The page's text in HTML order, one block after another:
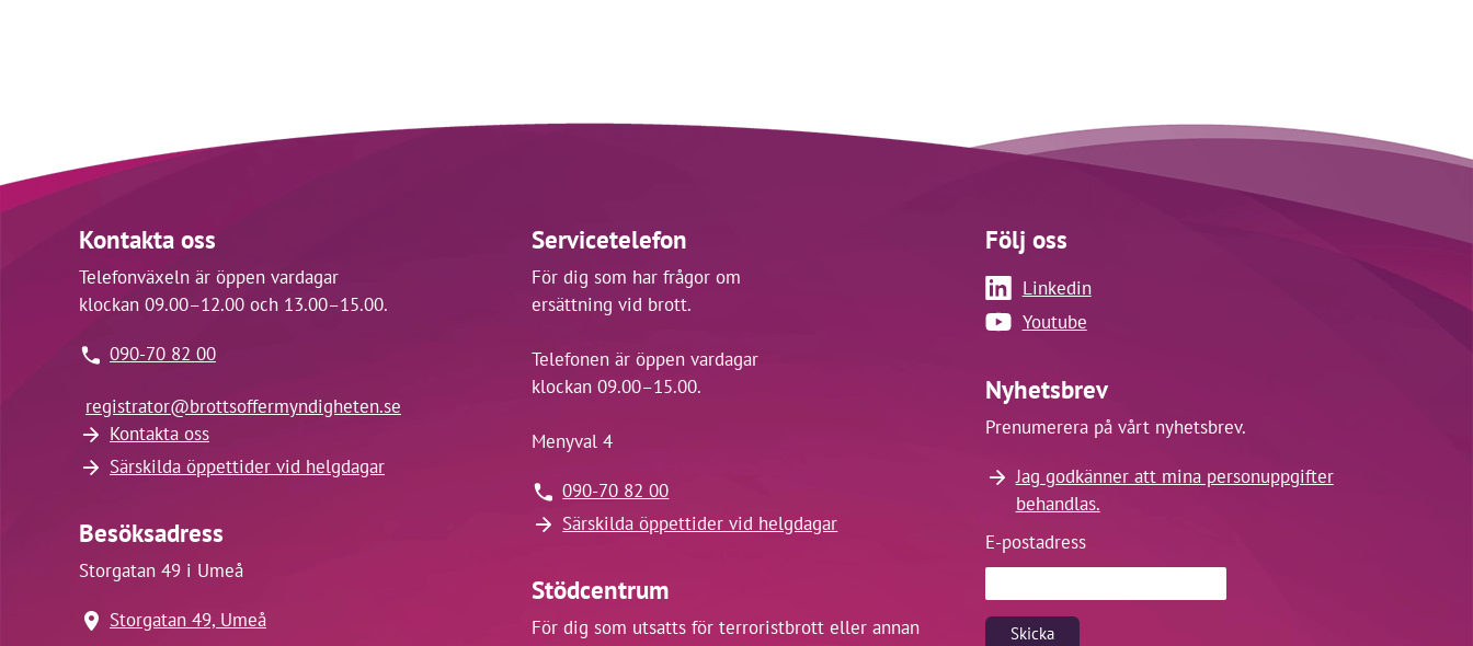
Kontakta oss
Telefonväxeln är öppen vardagar
klockan 09.00–12.00 och 13.00–15.00.
090-70 82 00
registrator@brottsoffermyndigheten.se
Kontakta oss
Särskilda öppettider vid helgdagar
Besöksadress
Storgatan 49 i Umeå
Storgatan 49, Umeå
Servicetelefon
För dig som har frågor om
ersättning vid brott.
Telefonen är öppen vardagar
klockan 09.00–15.00.
Menyval 4
090-70 82 00
Särskilda öppettider vid helgdagar
Stödcentrum
För dig som utsatts för terroristbrott eller annan
Följ oss
Linkedin
Youtube
Nyhetsbrev
Prenumerera på vårt nyhetsbrev.
Jag godkänner att mina personuppgifter
behandlas.
E-postadress
Skicka